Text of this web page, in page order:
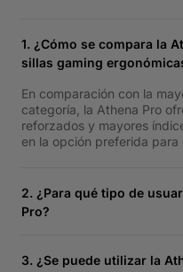
1. ¿Cómo se compara la
sillas gaming
En comparación con la
categoría, la Athena Pro
reforzados y mayores
en la opción preferida para
2. ¿Para qué tipo de
Pro?
profesionales que pasan
3. ¿Se puede utilizar la